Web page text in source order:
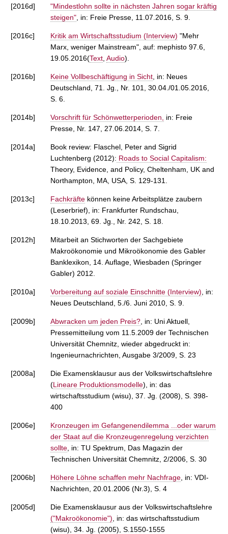
[2016d]
"Mindestlohn sollte in nächsten Jahren sogar kräftig
steigen" , in: Freie Presse, 11.07.2016, S. 9.
[2016c] Kritik am Wirtschaftsstudium (Interview) "Mehr
Marx, weniger Mainstream", auf: mephisto 97.6,
19.05.2016(Text Audio).
[2016b] Keine Vollbeschäftigung in Sicht , in: Neues
Deutschland, 71. Jg., Nr. 101, 30.04./01.05.2016,
S. 6.
[2014b] Vorschrift für Schönwetterperioden,
in: Freie
Presse, Nr. 147, 27.06.2014, S. 7.
[2014a]
Book review: Flaschel, Peter and Sigrid
Luchtenberg (2012): Roads to Social Capitalism:
Theory, Evidence, and Policy, Cheltenham, UK and
Northampton, MA, USA, S. 129-131.
[2013c] Fachkräfte können keine Arbeitsplätze zaubern
(Leserbrief), in: Frankfurter Rundschau,
18.10.2013, 69. Jg., Nr. 242, S. 18.
[2012h]
Mitarbeit an Stichworten der Sachgebiete
Makroökonomie und Mikroökonomie des Gabler
Banklexikon, 14. Auflage, Wiesbaden (Springer
Gabler) 2012.
[2010a] Vorbereitung auf soziale Einschnitte (Interview) , in:
Neues Deutschland, 5./6. Juni 2010, S. 9.
[2009b] Abwracken um jeden Preis? , in: Uni Aktuell,
Pressemitteilung vom 11.5.2009 der Technischen
Universität Chemnitz, wieder abgedruckt in:
Ingenieurnachrichten, Ausgabe 3/2009, S. 23
[2008a]
Die Examensklausur aus der Volkswirtschaftslehre
(Lineare Produktionsmodelle), in: das
wirtschaftsstudium (wisu), 37. Jg. (2008), S. 398-
400
[2006e]
Kronzeugen im Gefangenendilemma ...oder warum
der Staat auf die Kronzeugenregelung verzichten
sollte , in: TU Spektrum, Das Magazin der
Technischen Universität Chemnitz, 2/2006, S. 30
[2006b] Höhere Löhne schaffen mehr Nachfrage , in: VDI-
Nachrichten, 20.01.2006 (Nr.3), S. 4
[2005d]
Die Examensklausur aus der Volkswirtschaftslehre
("Makroökonomie") , in: das wirtschaftsstudium
(wisu), 34. Jg. (2005), S.1550-1555